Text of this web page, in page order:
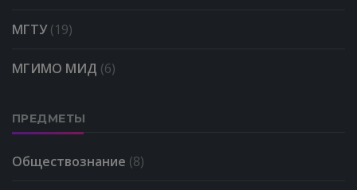
МГТУ(19)
МГИМО МИД (6)
ПРЕДМЕТЫ
Обществознание (8)